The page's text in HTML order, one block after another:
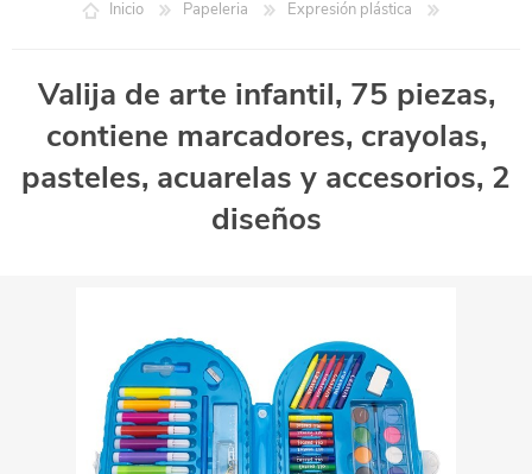
Inicio Papeleria Expresión plástica
Valija de arte infantil, 75 piezas,
contiene marcadores, crayolas,
pasteles, acuarelas y accesorios, 2
diseños